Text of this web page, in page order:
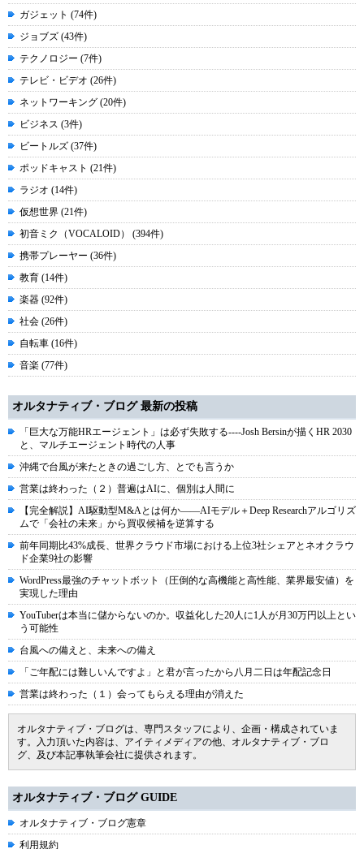
ガジェット (74件)
ジョブズ (43件)
テクノロジー (7件)
テレビ・ビデオ (26件)
ネットワーキング (20件)
ビジネス (3件)
ビートルズ (37件)
ポッドキャスト (21件)
ラジオ (14件)
仮想世界 (21件)
初音ミク（VOCALOID） (394件)
携帯プレーヤー (36件)
教育 (14件)
楽器 (92件)
社会 (26件)
自転車 (16件)
音楽 (77件)
オルタナティブ・ブログ 最新の投稿
「巨大な万能HRエージェント」は必ず失敗する----Josh Bersinが描くHR 2030
と、マルチエージェント時代の人事
沖縄で台風が来たときの過ごし方、とでも言うか
営業は終わった（２）普遍はAIに、個別は人間に
【完全解説】AI駆動型M&Aとは何か――AIモデル＋Deep Researchアルゴリズ
ムで「会社の未来」から買収候補を逆算する
前年同期比43%成長、世界クラウド市場における上位3社シェアとネオクラウ
ド企業9社の影響
WordPress最強のチャットボット（圧倒的な高機能と高性能、業界最安値）を
実現した理由
YouTuberは本当に儲からないのか。収益化した20人に1人が月30万円以上とい
う可能性
台風への備えと、未来への備え
「ご年配には難しいんですよ」と君が言ったから八月二日は年配記念日
営業は終わった（１）会ってもらえる理由が消えた
オルタナティブ・ブログは、専門スタッフにより、企画・構成されていま
す。入力頂いた内容は、アイティメディアの他、オルタナティブ・ブロ
グ、及び本記事執筆会社に提供されます。
オルタナティブ・ブログ GUIDE
オルタナティブ・ブログ憲章
利用規約